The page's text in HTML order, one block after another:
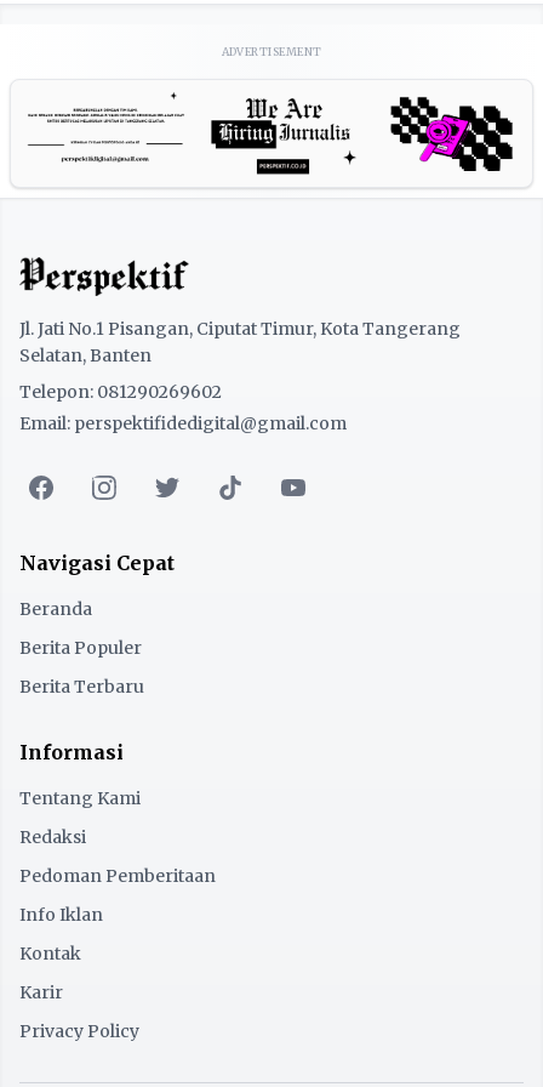
ADVERTISEMENT
Jl. Jati No.1 Pisangan, Ciputat Timur, Kota Tangerang
Selatan, Banten
Telepon: 081290269602
Email: perspektifidedigital@gmail.com
Navigasi Cepat
Beranda
Berita Populer
Berita Terbaru
Informasi
Tentang Kami
Redaksi
Pedoman Pemberitaan
Info Iklan
Kontak
Karir
Privacy Policy